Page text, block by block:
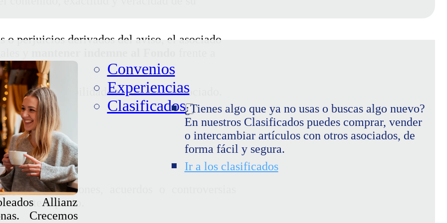
Allianz
Crecemos
Convenios
Experiencias
Clasificados¿Tienes algo que ya no usas o buscas algo nuevo?
En nuestros Clasificados puedes comprar, vender
o intercambiar artículos con otros asociados, de
forma fácil y segura.
Ir a los clasificados
o perjuicios derivados del aviso, el asociado
será responsabilidad exclusiva del asociado.
del Fondo
por transacciones, acuerdos o controversias
este espacio.